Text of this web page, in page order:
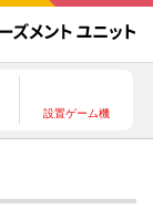
設置ゲーム機